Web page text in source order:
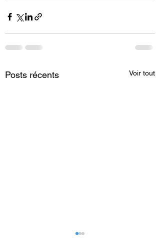
Posts récents Voir tout